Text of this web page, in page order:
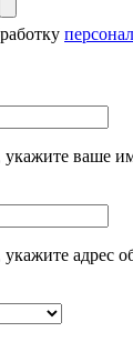
укажите ваше
адрес